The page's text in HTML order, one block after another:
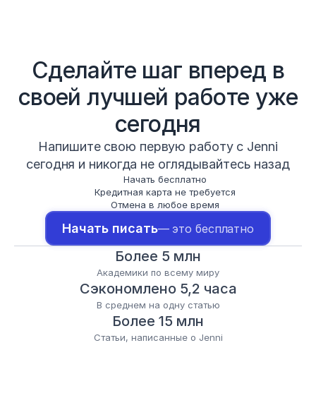
Сделайте шаг вперед в
своей лучшей работе уже
сегодня
Напишите свою первую работу с Jenni
сегодня и никогда не оглядывайтесь назад
Начать бесплатно
Кредитная карта не требуется
Отмена в любое время
Начать писать— это бесплатно
Более 5 млн
Академики по всему миру
Сэкономлено 5,2 часа
В среднем на одну статью
Более 15 млн
Статьи, написанные о Jenni